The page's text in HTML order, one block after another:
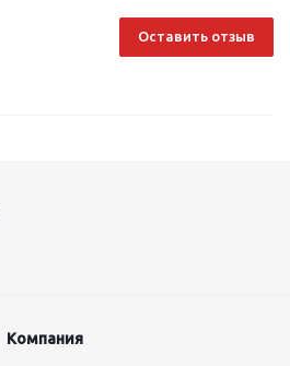
Оставить отзыв
Компания